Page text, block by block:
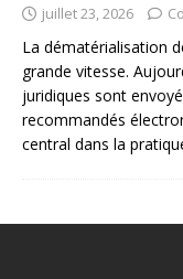
juillet 23, 2026
La dématérialisation
grande vitesse.
juridiques sont
recommandés
central dans la